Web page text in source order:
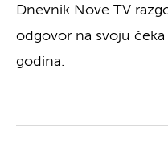
Dnevnik Nove TV
odgovor na svoju
godina.